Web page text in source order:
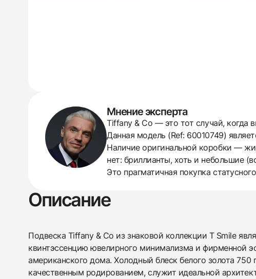
438
285
145
142
205
204
195
150
6
Мнение эксперта
Tiffany & Co — это тот случай, когда
Данная модель (Ref: 60010749)
Наличие оригинальной коробки —
нет: бриллианты, хоть и небольшие
Это прагматичная покупка
Описание
Подвеска Tiffany & Co из знаковой коллекции T Smile
квинтэссенцию ювелирного минимализма и фирменной
американского дома. Холодный блеск белого золота 750
качественным родированием, служит идеальной
вами
вами